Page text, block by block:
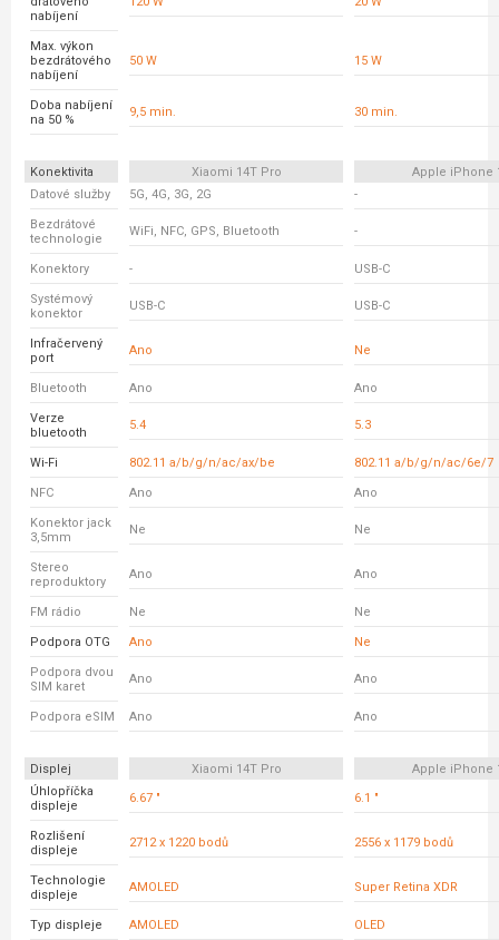
nabíjení
Max. výkon
bezdrátového
nabíjení
50 W 15 W
Doba nabíjení
na 50 %
9,5 min. 30 min.
Konektivita Xiaomi 14T Pro
Apple iPhone
Datové služby
5G, 4G, 3G, 2G -
Bezdrátové
technologie
WiFi, NFC, GPS, Bluetooth -
Konektory - USB-C
Systémový
konektor
USB-C USB-C
Infračervený
port
Ano Ne
Bluetooth Ano Ano
Verze
bluetooth
5.4 5.3
Wi-Fi 802.11 a/b/g/n/ac/ax/be 802.11 a/b/g/n/ac/6e/7
NFC Ano Ano
Konektor jack
3,5mm
Ne Ne
Stereo
reproduktory
Ano Ano
FM rádio Ne Ne
Podpora OTG Ano Ne
Podpora dvou
SIM karet
Ano Ano
Podpora eSIM Ano Ano
Displej Xiaomi 14T Pro
Apple iPhone
Úhlopříčka
displeje
6.67 " 6.1 "
Rozlišení
displeje
2712 x 1220 bodů 2556 x 1179 bodů
Technologie
displeje
AMOLED Super Retina XDR
Typ displeje AMOLED OLED